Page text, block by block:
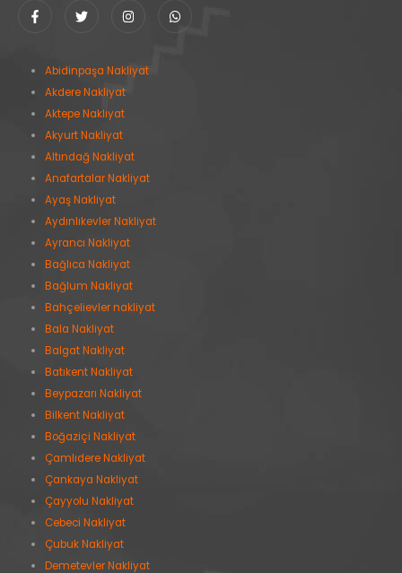
Abidinpaşa Nakliyat
Akdere Nakliyat
Aktepe Nakliyat
Akyurt Nakliyat
Altındağ Nakliyat
Anafartalar Nakliyat
Ayaş Nakliyat
Aydınlıkevler Nakliyat
Ayrancı Nakliyat
Bağlıca Nakliyat
Bağlum Nakliyat
Bahçelievler nakliyat
Bala Nakliyat
Balgat Nakliyat
Batıkent Nakliyat
Beypazarı Nakliyat
Bilkent Nakliyat
Boğaziçi Nakliyat
Çamlıdere Nakliyat
Çankaya Nakliyat
Çayyolu Nakliyat
Cebeci Nakliyat
Çubuk Nakliyat
Demetevler Nakliyat